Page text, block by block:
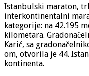
Istanbulski maraton,
interkontinentalni
kategorije: na 42.195
kilometara.
Karić, sa
om, otvorila je 44.
kontinenta.